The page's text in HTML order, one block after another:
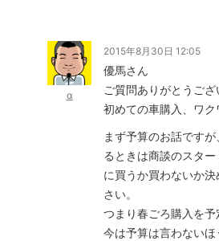
α
2015年8月30日 12:05
優馬さん
ご質問ありがとうござ
初めての車購入、ワク
まず予算のお話です
るときは商談のスタ
に買うか買わないか
さい。
つまり春ごろ購入を
今は予算は言わないほ